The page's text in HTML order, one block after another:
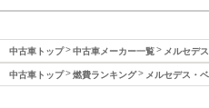
中古車トップ 中古車メーカー一覧 メルセデ
中古車トップ 燃費ランキング メルセデス・